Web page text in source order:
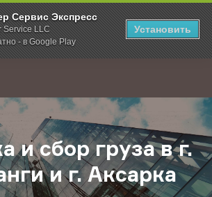
Сервис Экспресс
Service LLC
- в Google Play
Установить
Новости Доставка и сбор груза в г.
и сбор груза в г.
и г. Аксарка